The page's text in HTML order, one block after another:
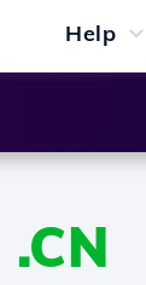
Help
.CN